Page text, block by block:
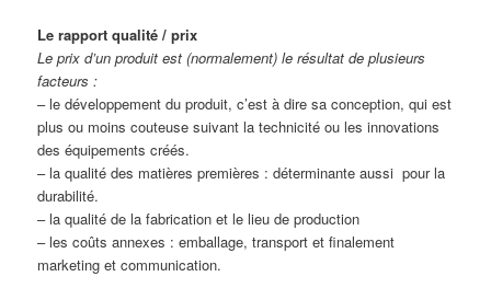
Le rapport qualité / prix
Le prix d’un produit est (normalement) le résultat de plusieurs
facteurs :
– le développement du produit, c’est à dire sa conception, qui est
plus ou moins couteuse suivant la technicité ou les innovations
des équipements créés.
– la qualité des matières premières : déterminante aussi pour la
durabilité.
– la qualité de la fabrication et le lieu de production
– les coûts annexes : emballage, transport et finalement
marketing et communication.